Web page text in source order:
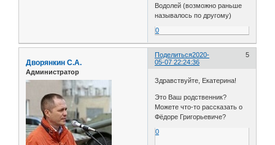
Водолей (возможно раньше
называлось по другому)
0
Поделиться 5
2020-
05-07 22:24:36
Дворянкин С.А.
Администратор
Здравствуйте, Екатерина!
Это Ваш родственник?
Можете что-то рассказать о
Фёдоре Григорьевиче?
0